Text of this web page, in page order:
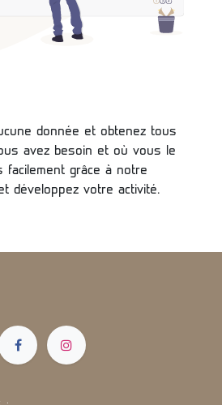
donnée et obtenez tous
avez besoin et où vous le
facilement grâce à notre
développez votre activité.